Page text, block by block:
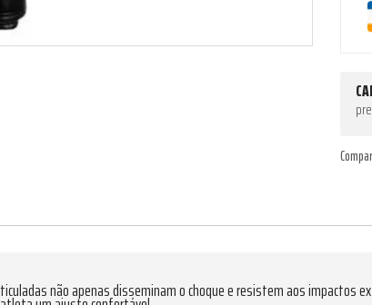
não apenas disseminam o choque e resistem aos impactos